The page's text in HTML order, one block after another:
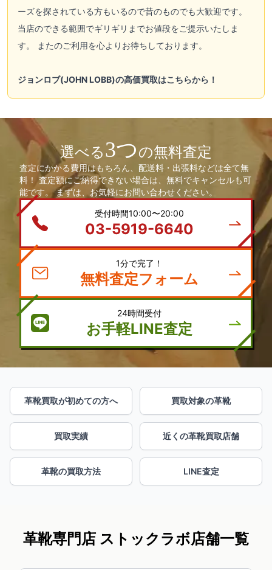
ーズを探されている方もいるので昔のものでも大歓迎です。
当店のできる範囲でギリギリまでお値段をご提示いたしま
す。 またのご利用を心よりお待ちしております。
ジョンロブ(JOHN LOBB)の高価買取はこちらから！
選べる3つの無料査定
査定にかかる費用はもちろん、配送料・出張料などは全て無
料！ 査定額にご納得できない場合は、無料でキャンセルも可
能です。 まずは、お気軽にお問い合わせください。
受付時間10:00〜20:00
03-5919-6640
1分で完了！
無料査定フォーム
24時間受付
お手軽LINE査定
革靴買取が初めての方へ 買取対象の革靴
買取実績 近くの革靴買取店舗
革靴の買取方法 LINE査定
革靴専門店 ストックラボ店舗一覧